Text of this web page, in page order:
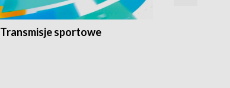
Transmisje sportowe